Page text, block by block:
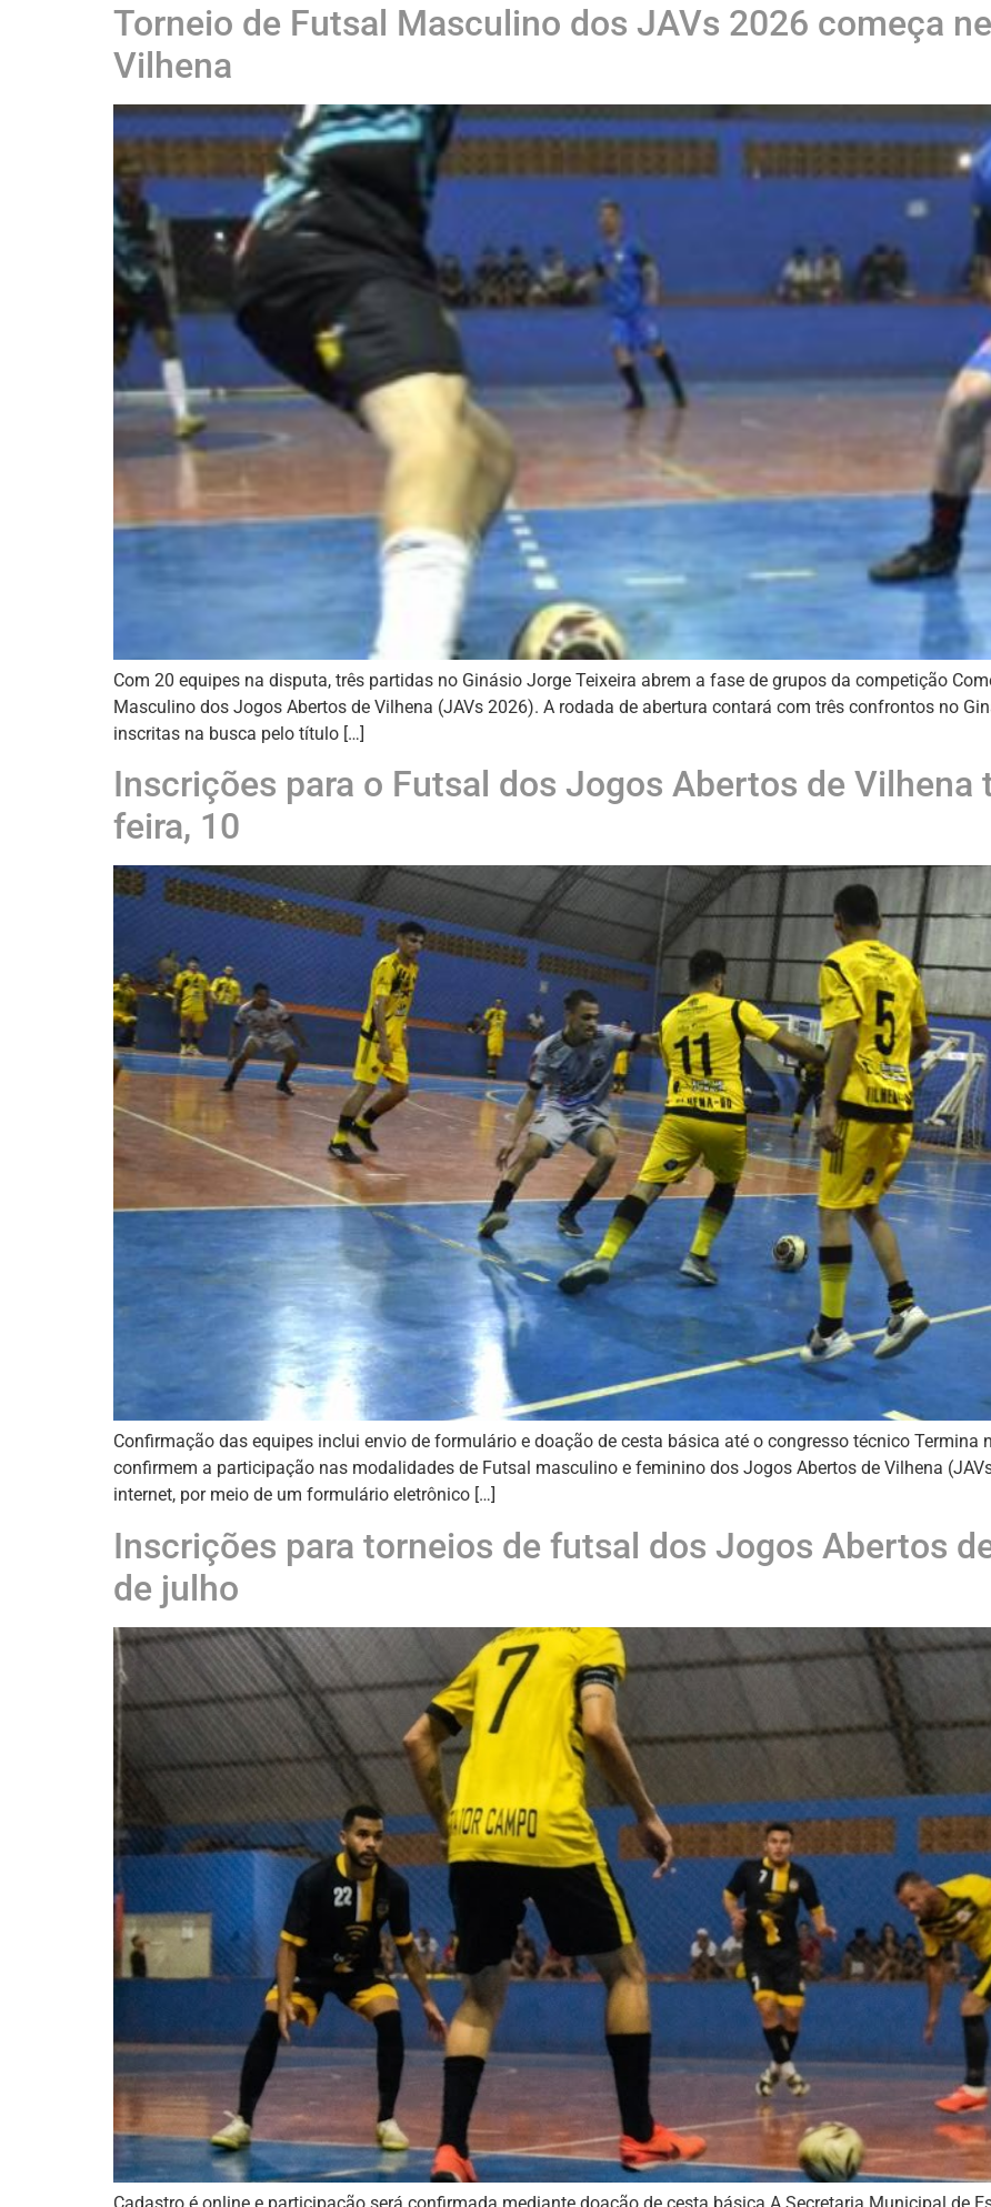
Torneio de Futsal Masculino dos JAVs 2026 começa
Vilhena
Com 20 equipes na disputa, três partidas no Ginásio Jorge Teixeira abrem a fase de grupos da competição
Masculino dos Jogos Abertos de Vilhena (JAVs 2026). A rodada de abertura contará com três confrontos no
inscritas na busca pelo título […]
Inscrições para o Futsal dos Jogos Abertos de
feira, 10
Confirmação das equipes inclui envio de formulário e doação de cesta básica até o congresso técnico Termina
confirmem a participação nas modalidades de Futsal masculino e feminino dos Jogos Abertos de Vilhena
internet, por meio de um formulário eletrônico […]
Inscrições para torneios de futsal dos Jogos Abertos
de julho
Cadastro é online e participação será confirmada mediante doação de cesta básica A Secretaria Municipal de